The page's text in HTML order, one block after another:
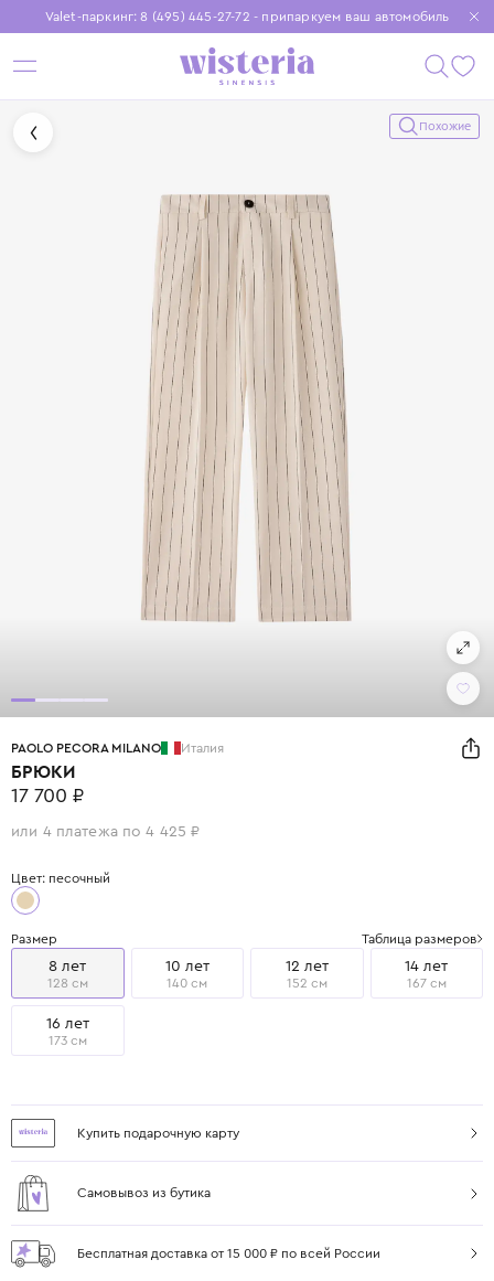
Valet-паркинг: 8 (495) 445-27-72 - припаркуем ваш автомобиль
Бесплатная доставка при заказе от 15 000 ₽
Установите приложение, чтобы покупки были еще удобнее
Похожие
PAOLO PECORA MILANO Италия
БРЮКИ
17 700 ₽
или 4 платежа по 4 425 ₽
Цвет: песочный
Размер Таблица размеров
8 лет
128 см
10 лет
140 см
12 лет
152 см
14 лет
167 см
16 лет
173 см
Купить подарочную карту
Самовывоз из бутика
Бесплатная доставка от 15 000 ₽ по всей России